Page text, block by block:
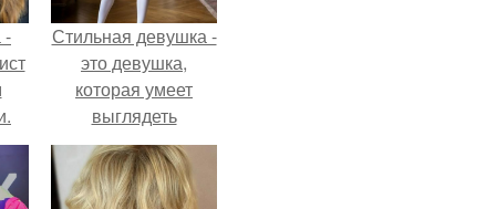
-
Стильная девушка -
это девушка,
которая умеет
выглядеть
привлекательно и
элегантно в любои
ситуации.